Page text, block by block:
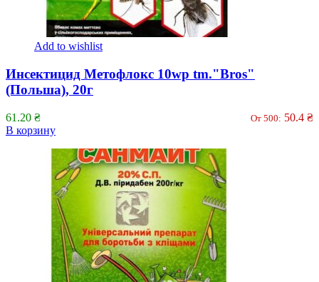
Add to wishlist
Инсектицид Метофлокс 10wp tm."Bros"
(Польша), 20г
61.20 ₴ От 500: 50.4 ₴
В корзину